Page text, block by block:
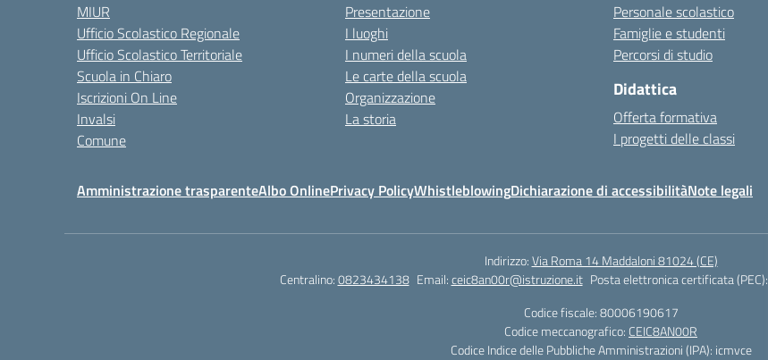
MIUR
Ufficio Scolastico Regionale
Ufficio Scolastico Territoriale
Scuola in Chiaro
Iscrizioni On Line
Invalsi
Comune
Presentazione
I luoghi
I numeri della scuola
Le carte della scuola
Organizzazione
La storia
Personale scolastico
Famiglie e studenti
Percorsi di studio
Didattica
Offerta formativa
I progetti delle classi
Amministrazione trasparenteAlbo OnlinePrivacy PolicyWhistleblowingDichiarazione di accessibilitàNote legali
Indirizzo:Via Roma 14 Maddaloni 81024 (CE)
Centralino:0823434138 Email:ceic8an00r@istruzione.it Posta elettronica certificata (PEC):
Codice fiscale: 80006190617
Codice meccanografico: CEIC8AN00R
Codice Indice delle Pubbliche Amministrazioni (IPA): icmvce